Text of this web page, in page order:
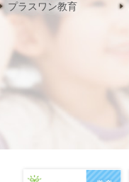
プラスワン教育